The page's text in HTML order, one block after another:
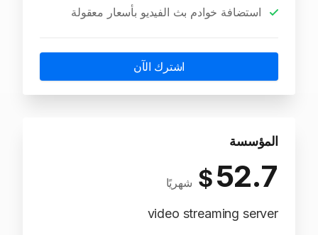
استضافة خوادم بث الفيديو بأسعار معقولة
اشترك الآن
المؤسسة
52.7
$ شهريًا
video streaming server